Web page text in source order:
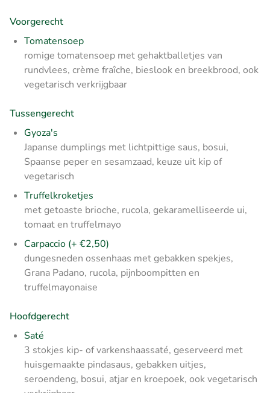
Voorgerecht
Tomatensoep
romige tomatensoep met gehaktballetjes van
rundvlees, crème fraîche, bieslook en breekbrood, ook
vegetarisch verkrijgbaar
Tussengerecht
Gyoza's
Japanse dumplings met lichtpittige saus, bosui,
Spaanse peper en sesamzaad, keuze uit kip of
vegetarisch
Truffelkroketjes
met getoaste brioche, rucola, gekaramelliseerde ui,
tomaat en truffelmayo
Carpaccio (+ €2,50)
dungesneden ossenhaas met gebakken spekjes,
Grana Padano, rucola, pijnboompitten en
truffelmayonaise
Hoofdgerecht
Saté
3 stokjes kip- of varkenshaassaté, geserveerd met
huisgemaakte pindasaus, gebakken uitjes,
seroendeng, bosui, atjar en kroepoek, ook vegetarisch